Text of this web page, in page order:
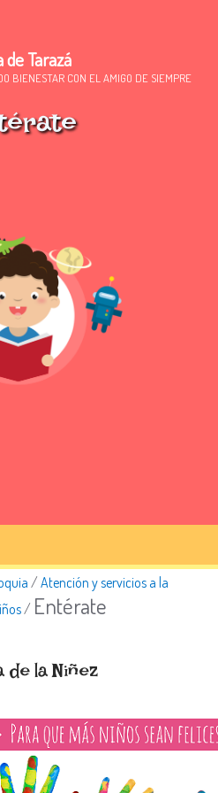
de Tarazá
BIENESTAR CON EL AMIGO DE SIEMPRE
/ Atención y servicios a la
/ Entérate
la Niñez